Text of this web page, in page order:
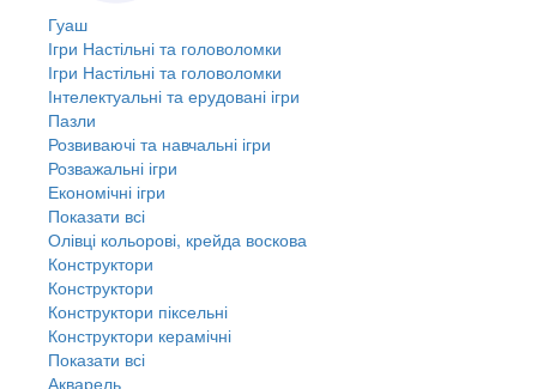
Гуаш
Ігри Настільні та головоломки
Ігри Настільні та головоломки
Інтелектуальні та ерудовані ігри
Пазли
Розвиваючі та навчальні ігри
Розважальні ігри
Економічні ігри
Показати всі
Олівці кольорові, крейда воскова
Конструктори
Конструктори
Конструктори піксельні
Конструктори керамічні
Показати всі
Акварель